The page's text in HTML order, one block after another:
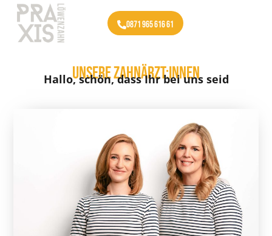
0871 965 616 61
UNSERE ZAHNÄRZT:INNEN
Hallo, schön, dass Ihr bei uns seid